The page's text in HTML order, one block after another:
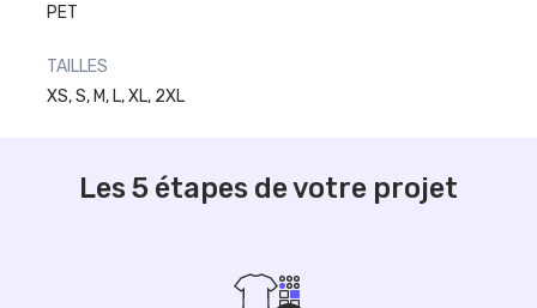
PET
TAILLES
XS, S, M, L, XL, 2XL
Les 5 étapes de votre projet